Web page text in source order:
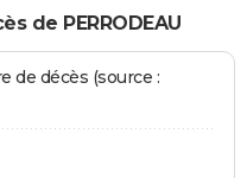
de PERRODEAU
de décès (source :